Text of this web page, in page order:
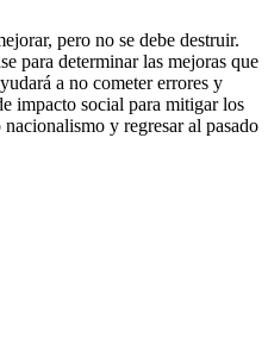
pero no se debe destruir.
para determinar las mejoras que
a no cometer errores y
impacto social para mitigar los
y regresar al pasado